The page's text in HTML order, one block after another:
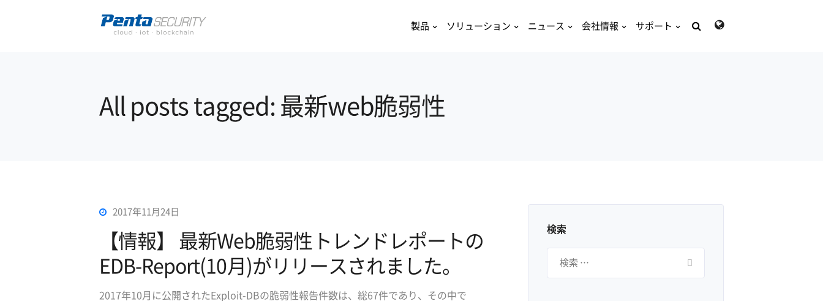
製品 ソリューション ニュース 会社情報 サポート
All posts tagged: 最新web脆弱性
2017年11月24日
【情報】 最新Web脆弱性トレンドレポートの
EDB-Report(10月)がリリースされました。
2017年10月に公開されたExploit-DBの脆弱性報告件数は、総67件であり、その中で
検索